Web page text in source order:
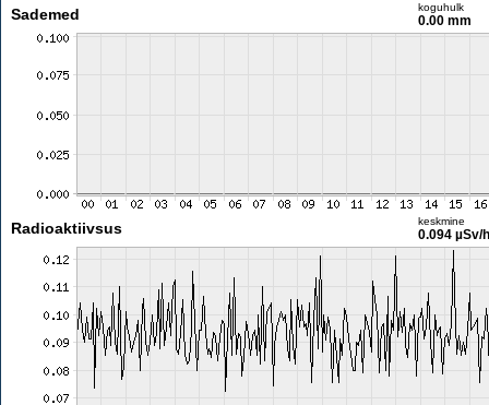
Sademed koguhulk
0.00 mm
Radioaktiivsus keskmine
0.094 µSv/h